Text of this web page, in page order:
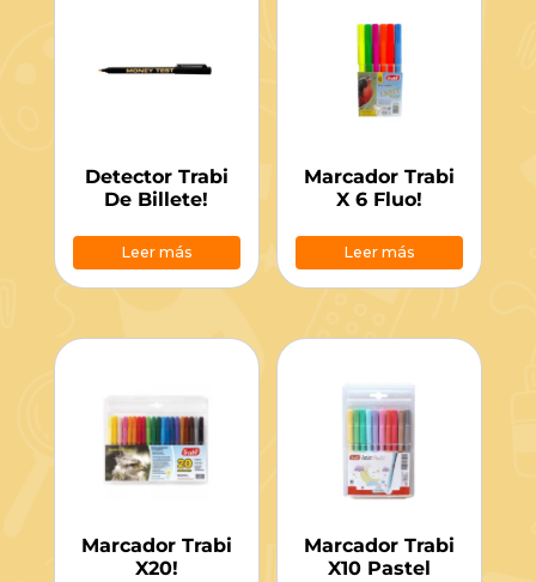
Detector Trabi
De Billete!
Leer más
Marcador Trabi
X 6 Fluo!
Leer más
Marcador Trabi
X20!
Marcador Trabi
X10 Pastel